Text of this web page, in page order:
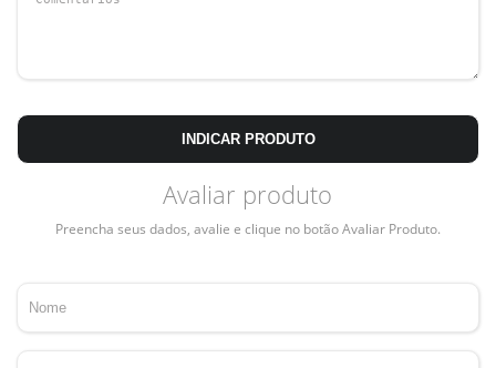
INDICAR PRODUTO
Avaliar produto
Preencha seus dados, avalie e clique no botão Avaliar Produto.